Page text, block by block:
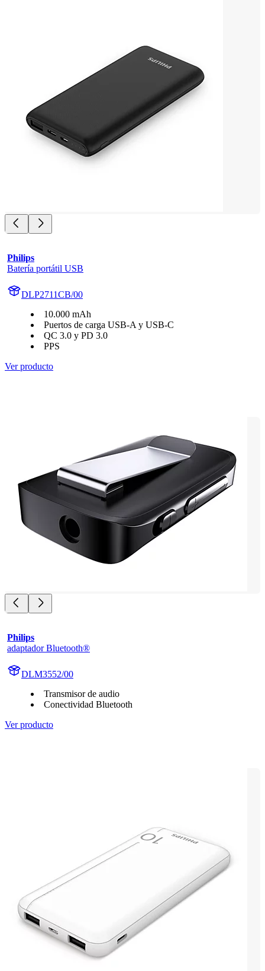
Philips
Batería portátil USB
DLP2711CB/00
10.000 mAh
Puertos de carga USB-A y USB-C
QC 3.0 y PD 3.0
PPS
Ver producto
Philips
adaptador Bluetooth®
DLM3552/00
Transmisor de audio
Conectividad Bluetooth
Ver producto